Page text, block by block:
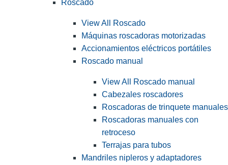
Roscado
View All Roscado
Máquinas roscadoras motorizadas
Accionamientos eléctricos portátiles
Roscado manual
View All Roscado manual
Cabezales roscadores
Roscadoras de trinquete manuales
Roscadoras manuales con
retroceso
Terrajas para tubos
Mandriles nipleros y adaptadores